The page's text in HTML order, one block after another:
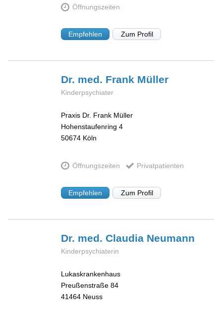
Öffnungszeiten
Empfehlen Zum Profil
Dr. med. Frank Müller
Kinderpsychiater
Praxis Dr. Frank Müller
Hohenstaufenring 4
50674 Köln
Öffnungszeiten Privatpatienten
Empfehlen Zum Profil
Dr. med. Claudia Neumann
Kinderpsychiaterin
Lukaskrankenhaus
Preußenstraße 84
41464 Neuss